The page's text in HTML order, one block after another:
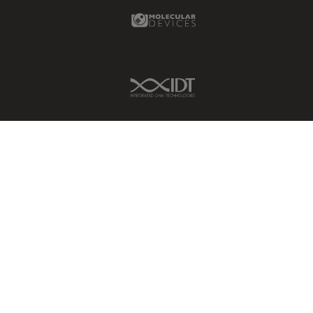
Inverted Microscopy
Spectroscopy (LIBS)
Laser Microdissection (LMD)
Lente dell’obiettivo
Molecular Devices Link
IDT Link